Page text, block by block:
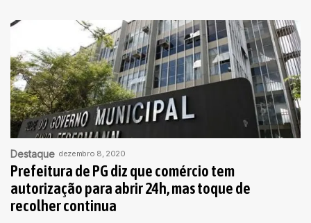
Destaque dezembro 8, 2020
Prefeitura de PG diz que comércio tem
autorização para abrir 24h, mas toque de
recolher continua